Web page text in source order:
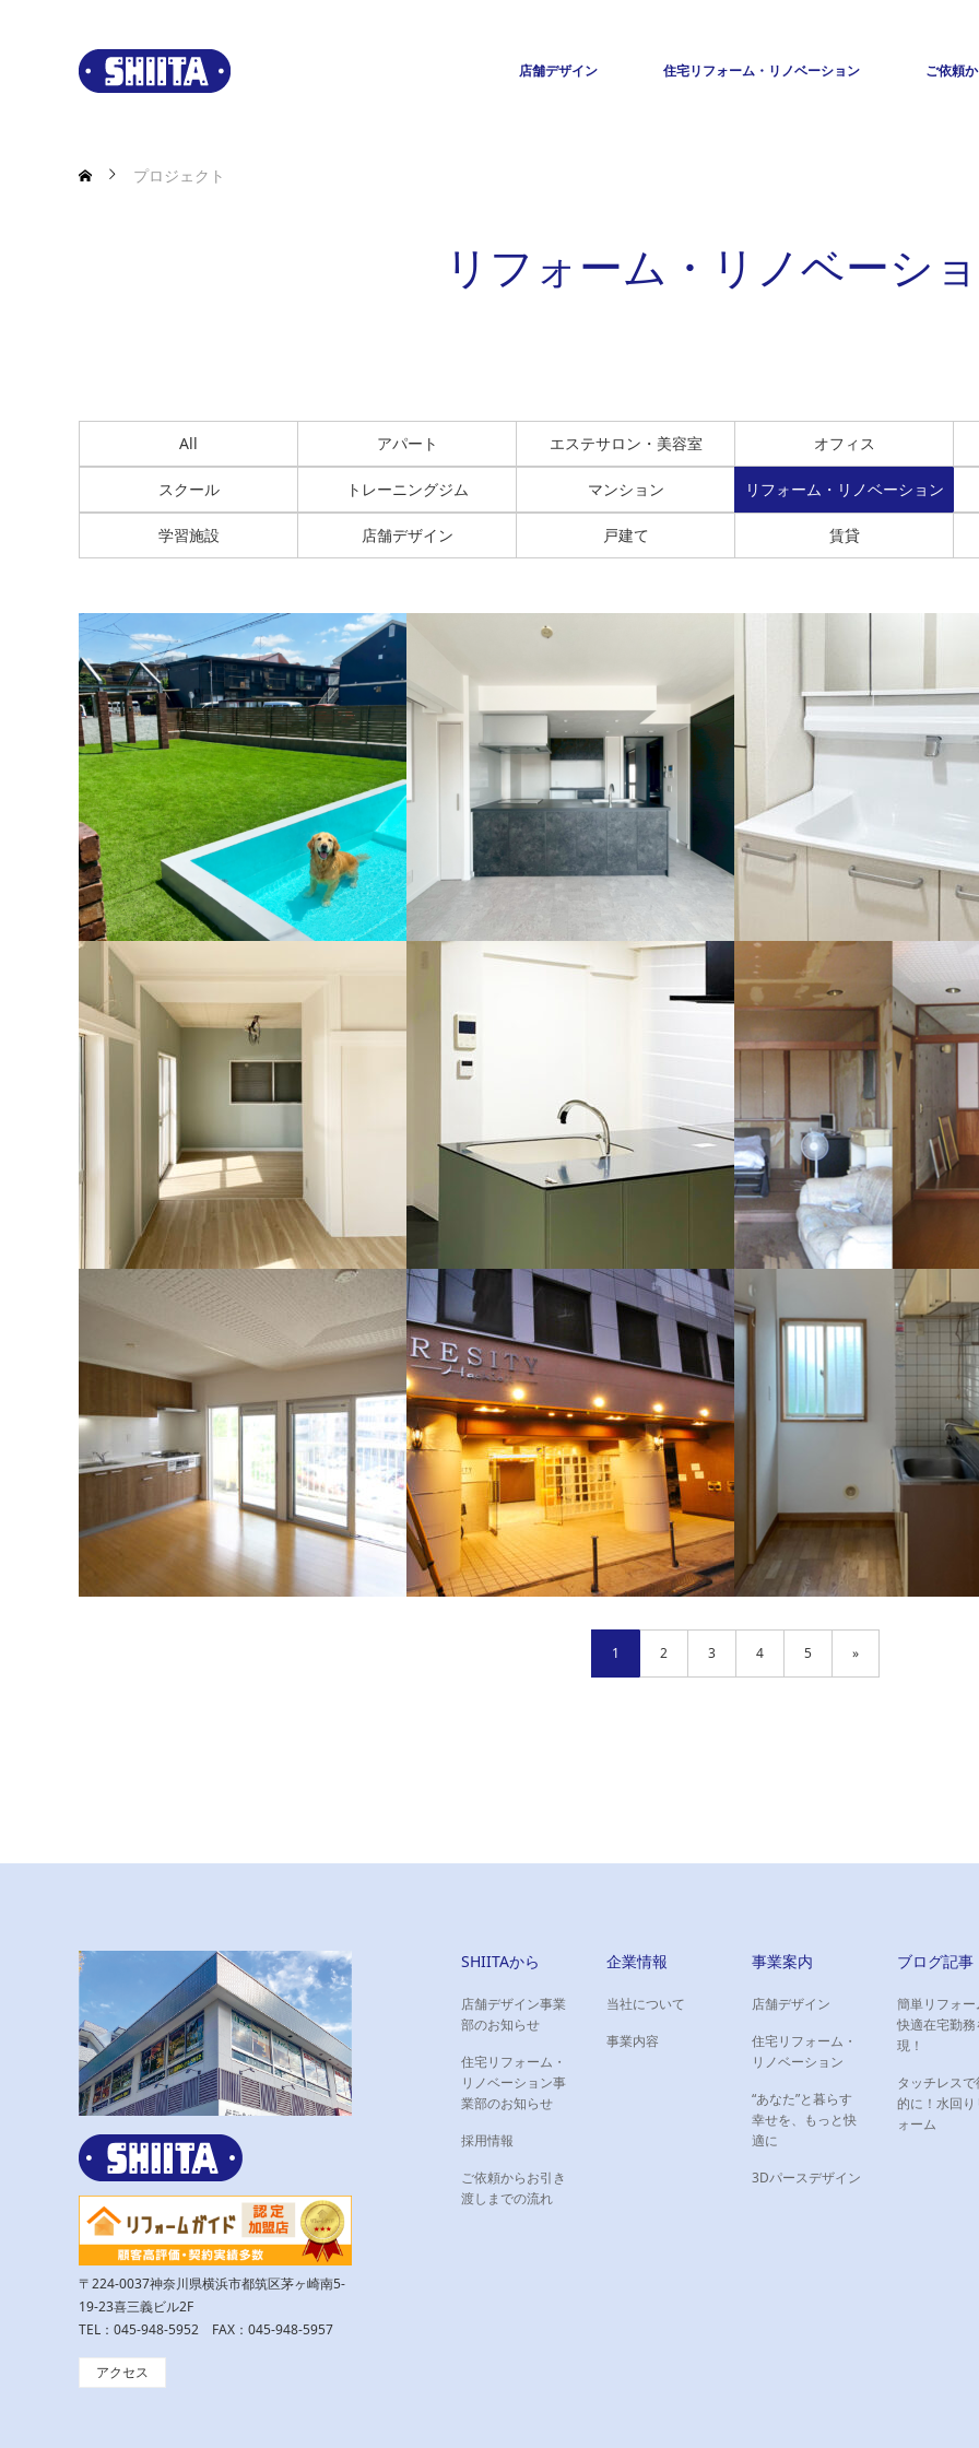
店舗デザイン 住宅リフォーム・リノベーション ご依頼
プロジェクト
リフォーム・リノベーシ
All アパート エステサロン・美容室 オフィス
スクール トレーニングジム マンション リフォーム・リノベーション
学習施設 店舗デザイン 戸建て 賃貸
戸建て住宅（相模原市）
愛犬がのびのび遊べる、プール付きのお庭へ。
マンション（横浜市港北区）
壁を取り払い、広がりを感じるキッチン空間へ
マンション（横浜市都筑区）
機能性とデザイン性を両立した水ま
マンション（横須賀市）
明るく、落ち着いた雰囲気の空間。
マンション（平塚市）
落ち着きと上質さを演出。 戸建て住宅（横浜市）
床を全てフローリングに貼り替え生
ました。
1 2 3 4 5 »
SHIITAから
店舗デザイン事業
部のお知らせ
住宅リフォーム・
リノベーション事
業部のお知らせ
採用情報
ご依頼からお引き
渡しまでの流れ
企業情報
当社について
事業内容
事業案内
店舗デザイン
住宅リフォーム・
リノベーション
“あなた”と暮らす
幸せを、もっと快
適に
3Dパースデザイン
ブログ記事
簡単リフォー
快適在宅勤務
現！
タッチレス
的に！水回り
ォーム
〒224-0037神奈川県横浜市都筑区茅ヶ崎南5-
19-23喜三義ビル2F
TEL：045-948-5952 FAX：045-948-5957
アクセス